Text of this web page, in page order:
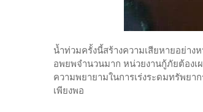
น้ำท่วมครั้งนี้สร้างความเสียหายอย่า
อพยพจำนวนมาก หน่วยงานกู้ภัยต้อง
ความพยายามในการเร่งระดมทรัพย
เพียงพอ